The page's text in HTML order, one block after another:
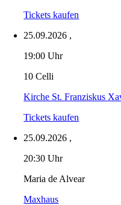
Tickets kaufen
25.09.2026 ,
19:00 Uhr
10 Celli
Kirche St. Franziskus
Tickets kaufen
25.09.2026 ,
20:30 Uhr
Maria de Alvear
Maxhaus